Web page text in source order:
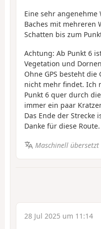
Eine sehr
Baches mit mehreren
Schatten bis zum
Achtung: Ab Punkt 6
Vegetation und
Ohne GPS besteht die
nicht mehr findet. Ich
Punkt 6 quer durch
immer ein paar
Das Ende der Strecke
Danke für diese Route.
Maschinell übersetzt
28 Jul 2025 um 11:14